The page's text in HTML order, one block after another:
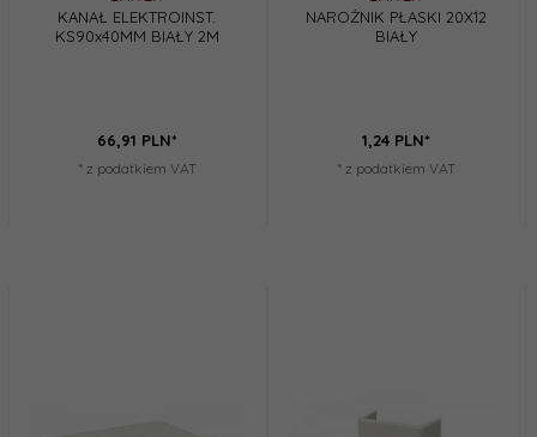
KANAŁ ELEKTROINST.
KS90x40MM BIAŁY 2M
66,91 PLN*
* z podatkiem VAT
NAROŻNIK PŁASKI 20X12
BIAŁY
1,24 PLN*
* z podatkiem VAT